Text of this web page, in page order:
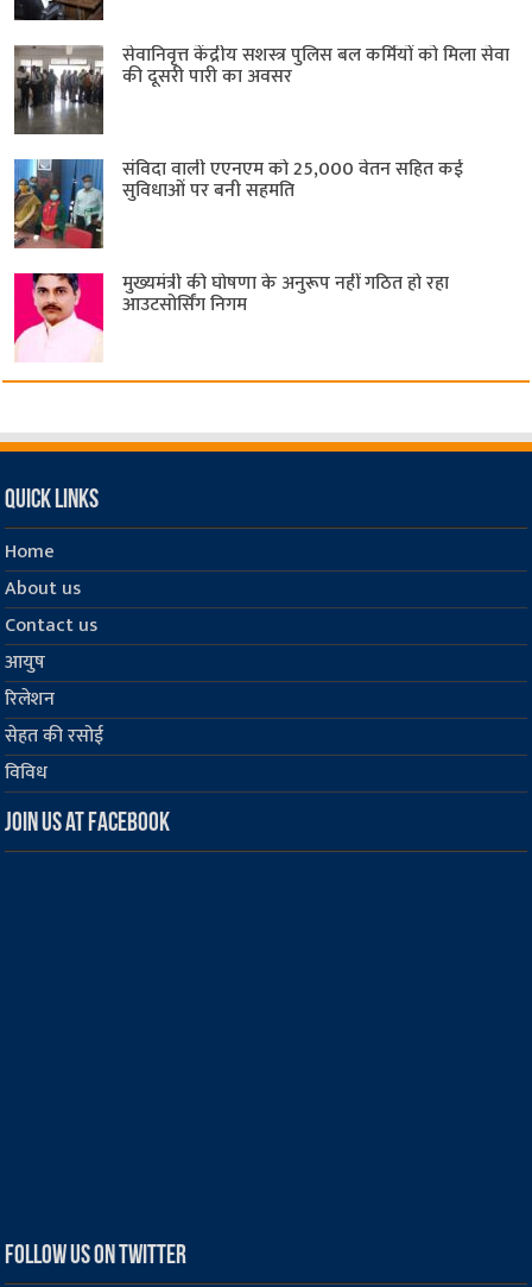
सेवानिवृत्त केंद्रीय सशस्त्र पुलिस बल ​कर्मियों को मिला सेवा
की दूसरी पारी का अवसर
संविदा वाली एएनएम को 25,000 वेतन सहित कई
सुविधाओं पर बनी सहमति
मुख्यमंत्री की घोषणा के अनुरूप नहीं गठित हो रहा
आउटसोर्सिंग निगम
Quick Links
Home
About us
Contact us
आयुष
रिलेशन
सेहत की रसोई
विविध
Join us at Facebook
Follow us on Twitter